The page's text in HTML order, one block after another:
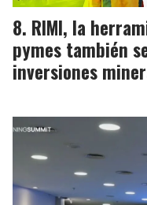
RIMI, la
pymes también
inversiones